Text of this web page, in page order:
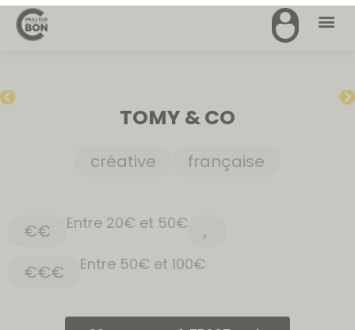
TOMY & CO
créative française
€€ Entre 20€ et 50€
,
€€€
Entre 50€ et 100€